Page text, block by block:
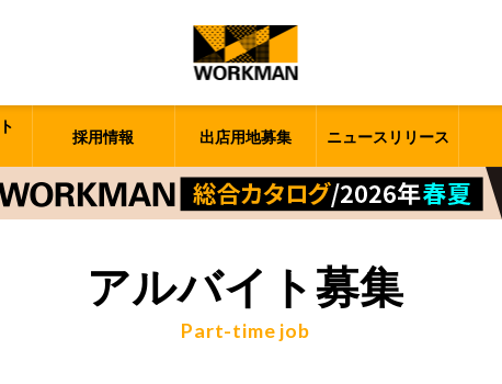
採用情報 出店用地募集 ニュースリリース
アルバイト募集
Part-time job